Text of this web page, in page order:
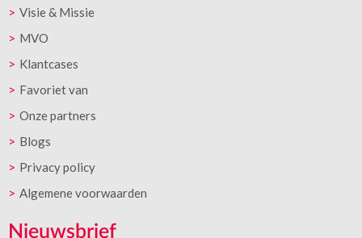
Visie & Missie
MVO
Klantcases
Favoriet van
Onze partners
Blogs
Privacy policy
Algemene voorwaarden
Nieuwsbrief